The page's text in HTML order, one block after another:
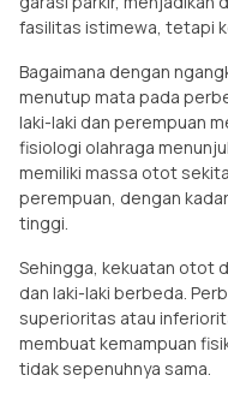
fasilitas istimewa, tetapi
Bagaimana dengan
menutup mata pada
laki-laki dan perempuan
fisiologi olahraga
memiliki massa otot
perempuan, dengan
tinggi.
Sehingga, kekuatan otot
dan laki-laki berbeda.
superioritas atau
membuat kemampuan
tidak sepenuhnya sama.